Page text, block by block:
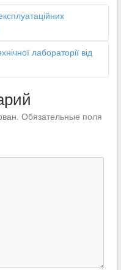
лабораторії від
Обязательные поля